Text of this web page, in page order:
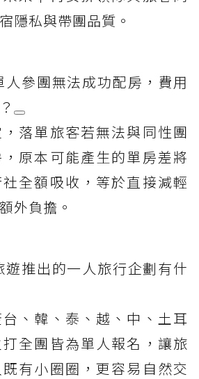
隱私與帶團品質。
人參團無法成功配房，費用
落單旅客若無法與同性團
原本可能產生的單房差將
全額吸收，等於直接減輕
外負擔。
遊推出的一人旅行企劃有什
、韓、泰、越、中、土耳
全團皆為單人報名，讓旅
有小圈圈，更容易自然交